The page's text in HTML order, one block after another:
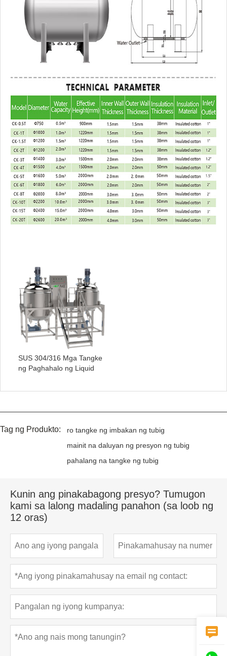
SUS 304/316 Mga Tangke
ng Paghahalo ng Liquid
Tag ng Produkto:
ro tangke ng imbakan ng tubig
mainit na daluyan ng presyon ng tubig
pahalang na tangke ng tubig
Kunin ang pinakabagong presyo? Tumugon
kami sa lalong madaling panahon (sa loob ng
12 oras)
